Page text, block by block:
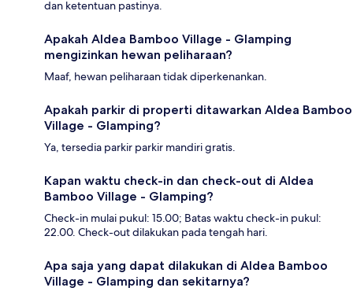
dan ketentuan pastinya.
Apakah Aldea Bamboo Village - Glamping
mengizinkan hewan peliharaan?
Maaf, hewan peliharaan tidak diperkenankan.
Apakah parkir di properti ditawarkan Aldea Bamboo
Village - Glamping?
Ya, tersedia parkir parkir mandiri gratis.
Kapan waktu check-in dan check-out di Aldea
Bamboo Village - Glamping?
Check-in mulai pukul: 15.00; Batas waktu check-in pukul:
22.00. Check-out dilakukan pada tengah hari.
Apa saja yang dapat dilakukan di Aldea Bamboo
Village - Glamping dan sekitarnya?